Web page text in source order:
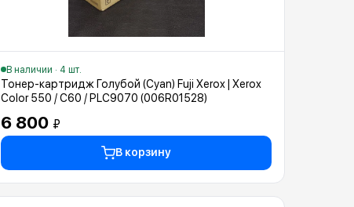
В наличии · 4 шт.
Тонер-картридж Голубой (Cyan) Fuji Xerox | Xerox
Color 550 / C60 / PLC9070 (006R01528)
6 800 ₽
В корзину